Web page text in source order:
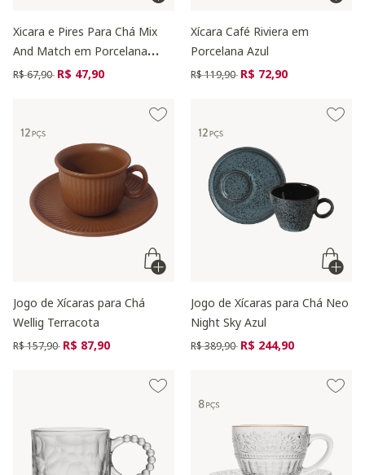
Xicara e Pires Para Chá Mix
And Match em Porcelana
Amarelo Açafrão
Preço reduzido de
R$ 67,90 para
R$ 47,90
Xícara Café Riviera em
Porcelana Azul
Preço reduzido de
R$ 119,90 para
R$ 72,90
Jogo de Xícaras para Chá
Wellig Terracota
Preço reduzido de
R$ 157,90 para
R$ 87,90
Jogo de Xícaras para Chá Neo
Night Sky Azul
Preço reduzido de
R$ 389,90 para
R$ 244,90